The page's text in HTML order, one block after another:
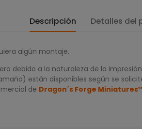
Descripción Detalles del
algún montaje.
debido a la naturaleza de la
están disponibles según se
de Dragon´s Forge